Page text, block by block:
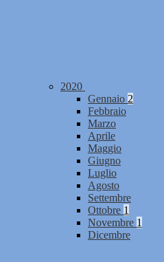
2020
Gennaio 2
Febbraio
Marzo
Aprile
Maggio
Giugno
Luglio
Agosto
Settembre
Ottobre 1
Novembre 1
Dicembre